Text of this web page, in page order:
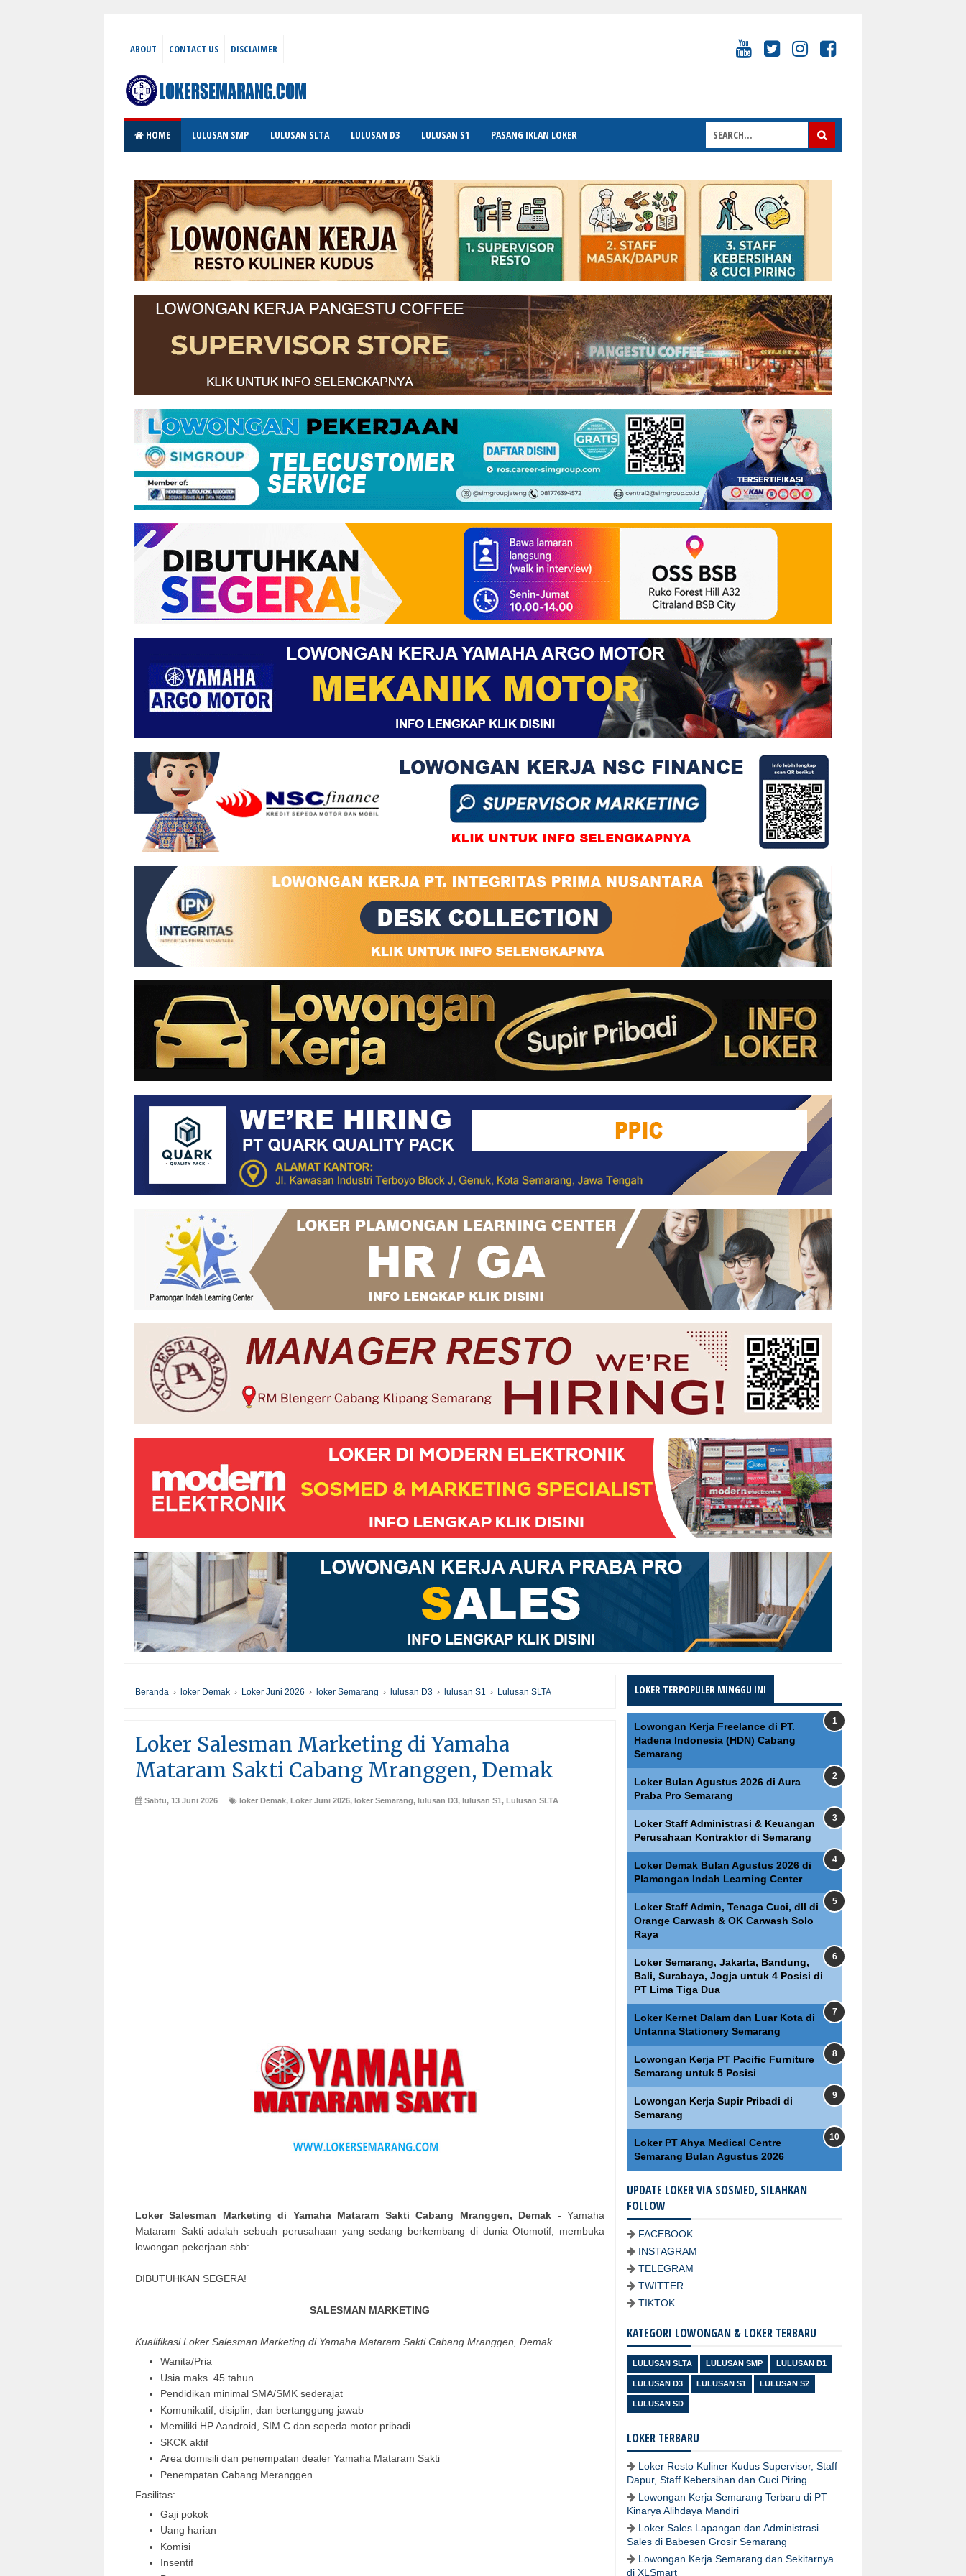
ABOUT CONTACT US DISCLAIMER
HOME LULUSAN SMP LULUSAN SLTA LULUSAN D3 LULUSAN S1 PASANG IKLAN LOKER
Beranda › loker Demak › Loker Juni 2026 › loker Semarang › lulusan D3 › lulusan S1 › Lulusan SLTA
Loker Salesman Marketing di Yamaha
Mataram Sakti Cabang Mranggen, Demak
Sabtu, 13 Juni 2026 loker Demak, Loker Juni 2026, loker Semarang, lulusan D3, lulusan S1, Lulusan SLTA
Loker Salesman Marketing di Yamaha Mataram Sakti Cabang Mranggen, Demak - Yamaha
Mataram Sakti adalah sebuah perusahaan yang sedang berkembang di dunia Otomotif, membuka
lowongan pekerjaan sbb:
DIBUTUHKΑΝ SEGERA!
SALESMAN MARKETING
Kualifikasi Loker Salesman Marketing di Yamaha Mataram Sakti Cabang Mranggen, Demak
Wanita/Pria
Usia maks. 45 tahun
Pendidikan minimal SMA/SMK sederajat
Komunikatif, disiplin, dan bertanggung jawab
Memiliki HP Aandroid, SIM C dan sepeda motor pribadi
SKCK aktif
Area domisili dan penempatan dealer Yamaha Mataram Sakti
Penempatan Cabang Meranggen
Fasilitas:
Gaji pokok
Uang harian
Komisi
Insentif
LOKER TERPOPULER MINGGU INI
Lowongan Kerja Freelance di PT.
Hadena Indonesia (HDN) Cabang
Semarang
Loker Bulan Agustus 2026 di Aura
Praba Pro Semarang
Loker Staff Administrasi & Keuangan
Perusahaan Kontraktor di Semarang
Loker Demak Bulan Agustus 2026 di
Plamongan Indah Learning Center
Loker Staff Admin, Tenaga Cuci, dll di
Orange Carwash & OK Carwash Solo
Raya
Loker Semarang, Jakarta, Bandung,
Bali, Surabaya, Jogja untuk 4 Posisi di
PT Lima Tiga Dua
Loker Kernet Dalam dan Luar Kota di
Untanna Stationery Semarang
Lowongan Kerja PT Pacific Furniture
Semarang untuk 5 Posisi
Lowongan Kerja Supir Pribadi di
Semarang
Loker PT Ahya Medical Centre
Semarang Bulan Agustus 2026
UPDATE LOKER VIA SOSMED, SILAHKAN
FOLLOW
FACEBOOK
INSTAGRAM
TELEGRAM
TWITTER
TIKTOK
KATEGORI LOWONGAN & LOKER TERBARU
LULUSAN SLTA LULUSAN SMP LULUSAN D1
LULUSAN D3 LULUSAN S1 LULUSAN S2
LULUSAN SD
LOKER TERBARU
Loker Resto Kuliner Kudus Supervisor, Staff
Dapur, Staff Kebersihan dan Cuci Piring
Lowongan Kerja Semarang Terbaru di PT
Kinarya Alihdaya Mandiri
Loker Sales Lapangan dan Administrasi
Sales di Babesen Grosir Semarang
Lowongan Kerja Semarang dan Sekitarnya
di XLSmart